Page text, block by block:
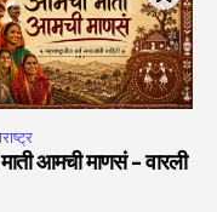
आमची माणसं – वारली